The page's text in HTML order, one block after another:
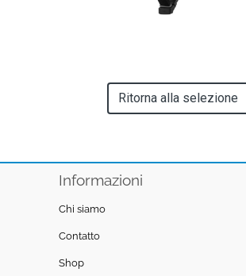
Ritorna alla selezione
Informazioni
Chi siamo
Contatto
Shop